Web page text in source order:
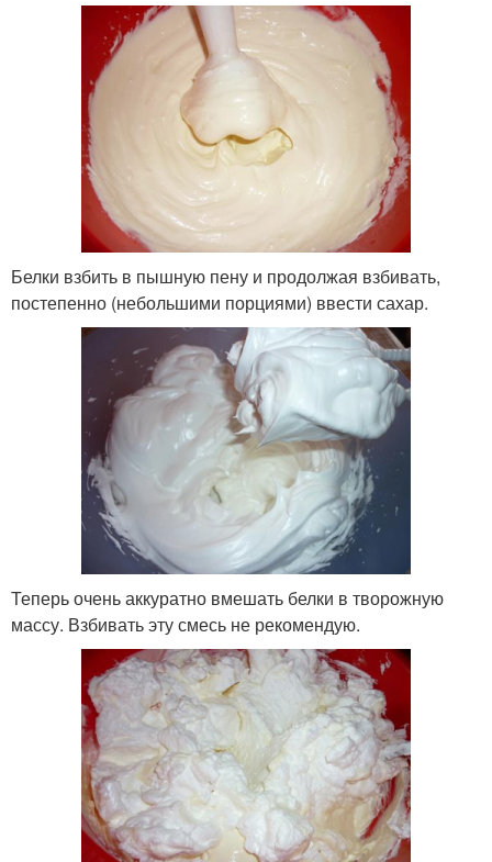
Белки взбить в пышную пену и продолжая взбивать,
постепенно (небольшими порциями) ввести сахар.
Теперь очень аккуратно вмешать белки в творожную
массу. Взбивать эту смесь не рекомендую.